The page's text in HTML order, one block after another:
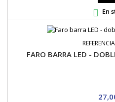
 En
FARO BARRA LED -